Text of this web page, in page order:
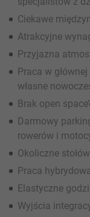
Ciekawe
Atrakcyjne
Przyjazna
Praca w
własne
Brak open
Darmowy
rowerów i
Okoliczne
Praca
Elastyczne
Wyjścia